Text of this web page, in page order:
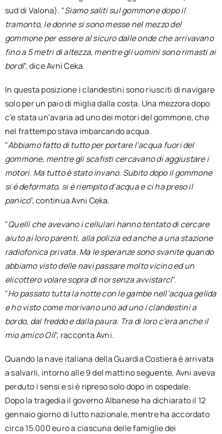
sud di Valona). "Siamo saliti sul gommone dopo il
tramonto, le donne si sono messe nel mezzo del
gommone per essere al sicuro dalle onde che arrivavano
fino a 5 metri di altezza, mentre gli uomini sono rimasti ai
bordi", dice Avni Ceka.
In questa posizione i clandestini sono riusciti di navigare
solo per un paio di miglia dalla costa. Una mezzora dopo
c’e stata un’avaria ad uno dei motori del gommone, che
nel frattempo stava imbarcando acqua.
"Abbiamo fatto di tutto per portare l’acqua fuori del
gommone, mentre gli scafisti cercavano di aggiustare i
motori. Ma tutto è stato invano. Subito dopo il gommone
si è deformato, si è riempito d’acqua e ci ha preso il
panico", continua Avni Ceka.
"Quelli che avevano i cellulari hanno tentato di cercare
aiuto ai loro parenti, alla polizia ed anche a una stazione
radiofonica privata. Ma le speranze sono svanite quando
abbiamo visto delle navi passare molto vicino ed un
elicottero volare sopra di noi senza avvistarci".
"Ho passato tutta la notte con le gambe nell’acqua gelida
e ho visto come morivano uno ad uno i clandestini a
bordo, dal freddo e dalla paura. Tra di loro c’era anche il
mio amico Oli", racconta Avni.
Quando la nave italiana della Guardia Costiera è arrivata
a salvarli, intorno alle 9 del mattino seguente, Avni aveva
perduto i sensi e si è ripreso solo dopo in ospedale.
Dopo la tragedia il governo Albanese ha dichiarato il 12
gennaio giorno di lutto nazionale, mentre ha accordato
circa 15.000 euro a ciascuna delle famiglie dei